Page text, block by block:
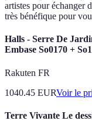
artistes pour échanger
très bénéfique pour
Halls - Serre De
Embase So0170 +
Rakuten FR
1040.45 EURVoir le
Terre Vivante Le